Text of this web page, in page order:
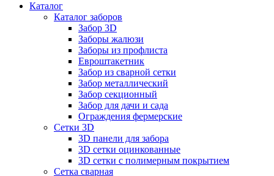
Каталог
Каталог заборов
Забор 3D
Заборы жалюзи
Заборы из профлиста
Евроштакетник
Забор из сварной сетки
Забор металлический
Забор секционный
Забор для дачи и сада
Ограждения фермерские
Сетки 3D
3D панели для забора
3D сетки оцинкованные
3D сетки с полимерным покрытием
Сетка сварная